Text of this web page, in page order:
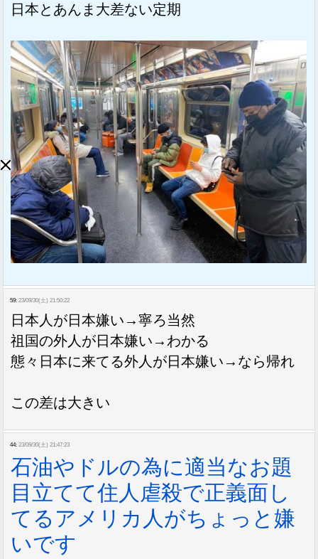
日本とあんま大差ない定期
59: 23/09/30(土) 21:50:22
日本人が日本嫌い→寧ろ当然
祖国の外人が日本嫌い→わかる
態々日本に来てる外人が日本嫌い→なら帰れ
この差は大きい
44: 23/09/30(土) 21:47:23
石油やドルの為に適当なお題
目立てて住人虐殺で正義面し
てるアメリカ人がちょっと嫌
いです